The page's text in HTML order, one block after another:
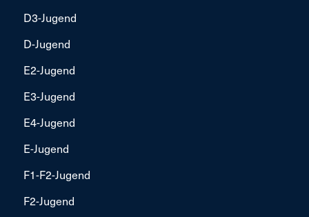
D3-Jugend
D-Jugend
E2-Jugend
E3-Jugend
E4-Jugend
E-Jugend
F1-F2-Jugend
F2-Jugend